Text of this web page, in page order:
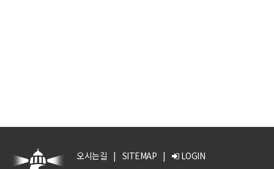
오시는길 | SITEMAP |
LOGIN